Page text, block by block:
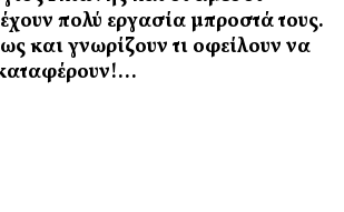
πολύ εργασία μπροστά τους.
και γνωρίζουν τι οφείλουν να